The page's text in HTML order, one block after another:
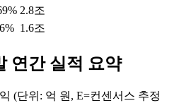
2.8조
1.6조
연간 실적 요약
(단위: 억 원, E=컨센서스 추정